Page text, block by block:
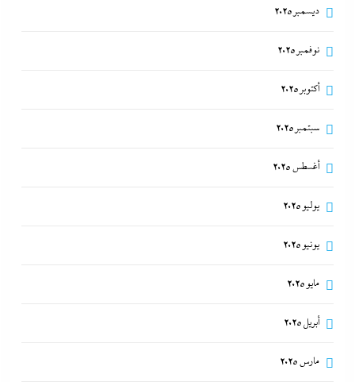
ديسمبر 2025
نوفمبر 2025
أكتوبر 2025
سبتمبر 2025
أغسطس 2025
يوليو 2025
يونيو 2025
مايو 2025
أبريل 2025
مارس 2025